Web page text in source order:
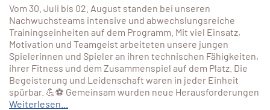
Vom 30. Juli bis 02. August standen bei unseren
Nachwuchsteams intensive und abwechslungsreiche
Trainingseinheiten auf dem Programm. Mit viel Einsatz,
Motivation und Teamgeist arbeiteten unsere jungen
Spielerinnen und Spieler an ihren technischen Fähigkeiten,
ihrer Fitness und dem Zusammenspiel auf dem Platz. Die
Begeisterung und Leidenschaft waren in jeder Einheit
spürbar. 💪⚽ Gemeinsam wurden neue Herausforderungen
Weiterlesen...